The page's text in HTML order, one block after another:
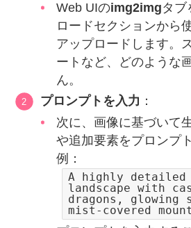
Web UIのimg2imgタブ
ロードセクションから
アップロードします。
ートなど、どのような
ん。
プロンプトを入力 ：
次に、画像に基づいて
や追加要素をプロンプ
例：
A highly detailed
landscape with
dragons, glowing
mist-covered